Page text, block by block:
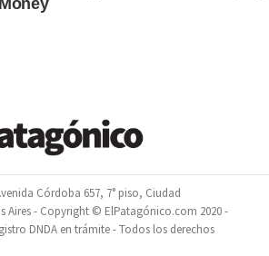
Córdoba 657, 7° piso, Ciudad
Aires - Copyright © ElPatagónico.com 2020 -
DNDA en trámite - Todos los derechos